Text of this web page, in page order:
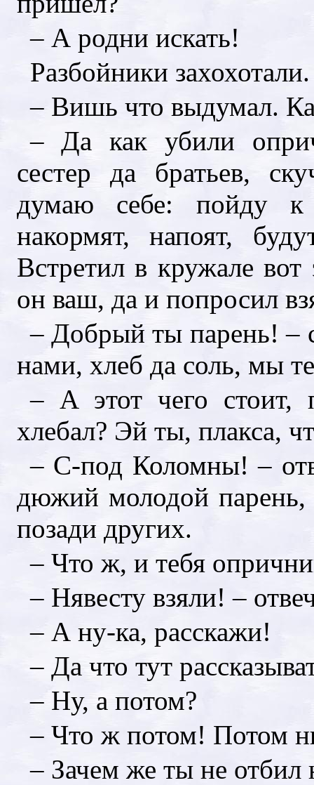
– А родни искать!
Разбойники захохотали.
– Вишь что выдумал.
– Да как убили
сестер да братьев,
думаю себе: пойду
накормят, напоят,
Встретил в кружале вот
он ваш, да и попросил
– Добрый ты парень! –
нами, хлеб да соль, мы
– А этот чего стоит,
хлебал? Эй ты, плакса,
– С-под Коломны! –
дюжий молодой
позади других.
– Что ж, и тебя
– Нявесту взяли! –
– А ну-ка, расскажи!
– Да что тут
– Ну, а потом?
– Что ж потом! Потом
– Зачем же ты не отбил